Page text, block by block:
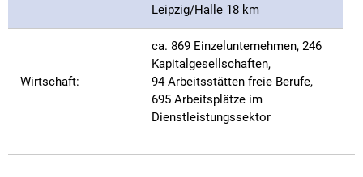
Leipzig/Halle 18 km
Wirtschaft:
ca. 869 Einzelunternehmen, 246
Kapitalgesellschaften,
94 Arbeitsstätten freie Berufe,
695 Arbeitsplätze im
Dienstleistungssektor